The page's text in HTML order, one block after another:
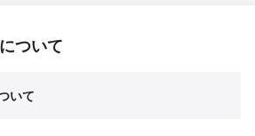
ついて
いて